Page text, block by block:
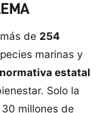
de 254
marinas y
estatal
Solo la
millones de